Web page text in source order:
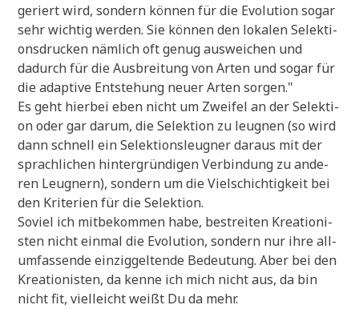
ge­riert wird, son­dern kön­nen für die Evo­lu­ti­on sogar
sehr wich­tig wer­den. Sie kön­nen den loka­len Selek­ti­
ons­drucken näm­lich oft genug aus­wei­chen und
dadurch für die Aus­brei­tung von Arten und sogar für
die adap­ti­ve Ent­ste­hung neu­er Arten sorgen."
Es geht hier­bei eben nicht um Zwei­fel an der Selek­ti­
on oder gar dar­um, die Selek­ti­on zu leug­nen (so wird
dann schnell ein Selek­ti­ons­leug­ner dar­aus mit der
sprach­li­chen hin­ter­grün­di­gen Ver­bin­dung zu ande­
ren Leug­nern), son­dern um die Viel­schich­tig­keit bei
den Kri­te­ri­en für die Selektion.
Soviel ich mit­be­kom­men habe, bestrei­ten Krea­tio­ni­
sten nicht ein­mal die Evo­lu­ti­on, son­dern nur ihre all­
um­fas­sen­de ein­zig­gel­ten­de Bedeu­tung. Aber bei den
Krea­tio­ni­sten, da ken­ne ich mich nicht aus, da bin
nicht fit, viel­leicht weißt Du da mehr.